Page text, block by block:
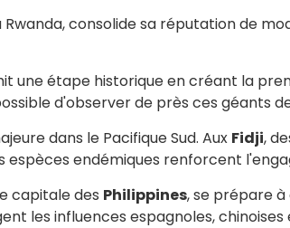
Rwanda, consolide sa réputation de
une étape historique en créant la
d'observer de près ces géants
dans le Pacifique Sud. Aux Fidji,
endémiques renforcent
capitale des Philippines, se prépare
les influences espagnoles, chinoises